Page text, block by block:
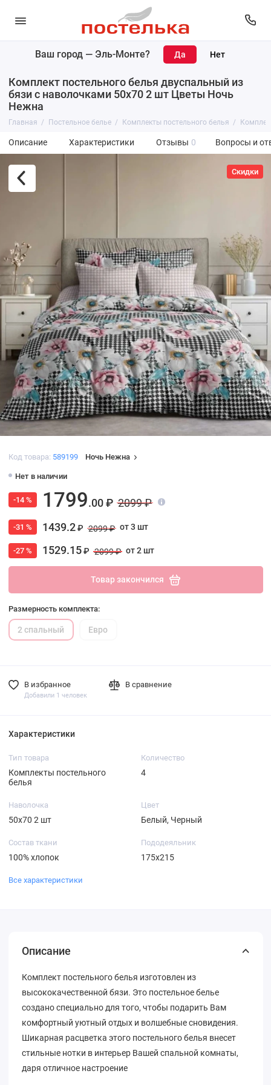
Ваш город — Эль-Монте?
Комплект постельного белья двуспальный из
бязи с наволочками 50х70 2 шт Цветы Ночь
Нежна
Главная Постельное белье Комплекты постельного белья
Описание Характеристики Отзывы 0 Вопросы и
Скидки
Код товара: 589199 Ночь Нежна
Нет в наличии
-14 % 1799.00 ₽ 2099 ₽
-31 % 1439.2₽ 2099 ₽ от 3 шт
-27 % 1529.15₽ 2099 ₽ от 2 шт
Товар закончился
Размерность комплекта:
2 спальный Евро
В избранное
Добавили 1 человек
В сравнение
Характеристики
Тип товара
Комплекты постельного
белья
Количество
4
Наволочка
50х70 2 шт
Цвет
Белый, Черный
Состав ткани
100% хлопок
Пододеяльник
175х215
Все характеристики
Описание
Комплект постельного белья изготовлен из
высококачественной бязи. Это постельное белье
создано специально для того, чтобы подарить Вам
комфортный уютный отдых и волшебные сновидения.
Шикарная расцветка этого постельного белья внесет
стильные нотки в интерьер Вашей спальной комнаты,
даря отличное настроение